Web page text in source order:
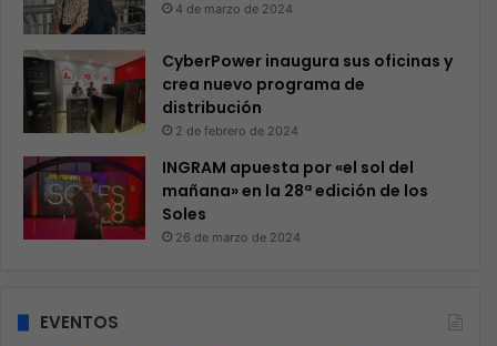
4 de marzo de 2024
CyberPower inaugura sus oficinas y
crea nuevo programa de
distribución
2 de febrero de 2024
INGRAM apuesta por «el sol del
mañana» en la 28ª edición de los
Soles
26 de marzo de 2024
EVENTOS